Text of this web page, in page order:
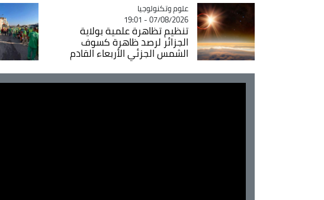
Catégorie
علوم وتكنولوجيا
07/08/2026 - 19:01
تنظيم تظاهرة علمية بولاية
الجزائر لرصد ظاهرة كسوف
الشمس الجزئي الأربعاء القادم